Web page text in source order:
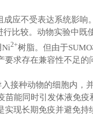
应不受表达系统影
比较。动物实验中
2+树脂。但由于
求存在兼容性不足的
接种动物的细胞内
能同时引发体液免
现长期免疫并避免